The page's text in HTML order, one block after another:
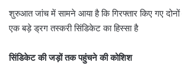
शुरुआत जांच में सामने आया है कि गिरफ्तार किए गए
एक बड़े ड्रग तस्करी सिंडिकेट का हिस्सा है
सिंडिकेट की जड़ों तक पहुंचने की कोशिश